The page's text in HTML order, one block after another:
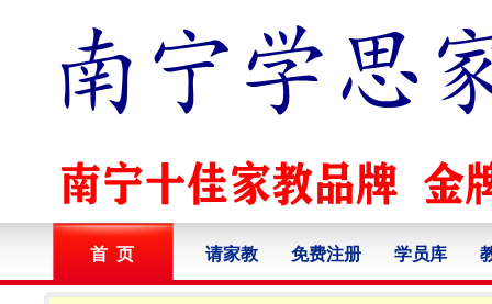
首 页 请家教 免费注册 学员库